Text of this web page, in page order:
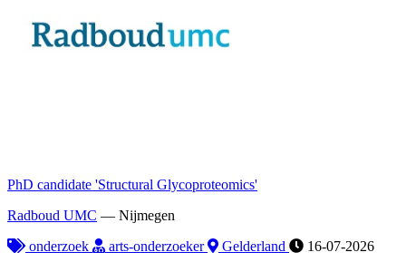
PhD candidate 'Structural Glycoproteomics'
Radboud UMC — Nijmegen
onderzoek
arts-onderzoeker Gelderland 16-07-2026